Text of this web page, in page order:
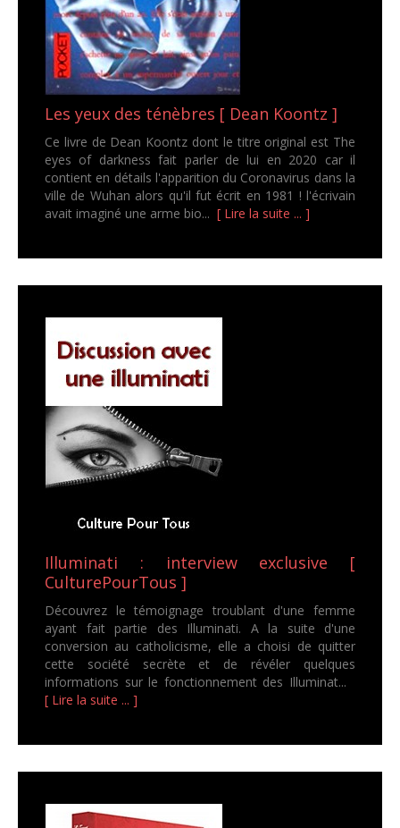
Les yeux des ténèbres [ Dean Koontz ]
Ce livre de Dean Koontz dont le titre original est The
eyes of darkness fait parler de lui en 2020 car il
contient en détails l'apparition du Coronavirus dans la
ville de Wuhan alors qu'il fut écrit en 1981 ! l'écrivain
avait imaginé une arme bio... [ Lire la suite ... ]
Illuminati : interview exclusive [
CulturePourTous ]
Découvrez le témoignage troublant d'une femme
ayant fait partie des Illuminati. A la suite d'une
conversion au catholicisme, elle a choisi de quitter
cette société secrète et de révéler quelques
informations sur le fonctionnement des Illuminat...
[ Lire la suite ... ]